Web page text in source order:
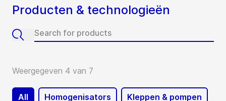
Producten & technologieën
Weergegeven 4 van 7
All Homogenisators Kleppen & pompen